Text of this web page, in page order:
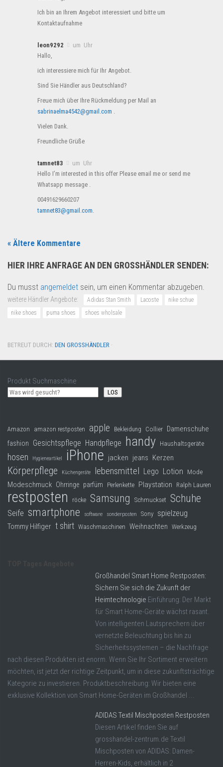
Ich bin an Ihrem Angebot interessiert und bitte um
Kontaktaufnahme
leon9292
um Uhr
Hallo,
ich interessiere mich für Ihr Angebot.
Sind Sie Händler aus Deutschland?
Freue mich über Ihre Rückmeldung per Mail an
sabrinaelma4542@gmail.com .
Vielen Dank.
Freundliche Grüße
tamnet83
um Uhr
Hello I’m interested in this offer Please email me or send me
Whatsapp message .
00491629660207
tamnet83@gmail.com.
« Ältere Kommentare
HIER IHRE ANFRAGE AN DEN GROSSHÄNDLER SENDEN:
Du musst angemeldet sein, um einen Kommentar abzugeben.
weitere Händler Angebote: Adidas Stan Smith Lacoste
nike schue
nike shoes
puma shoes shoes wholsale
BETREUT DURCH: DEN GROSSHÄNDLER ·
Produkt Suchmaschine
LOS
Amazon amazon restposten apple Bekleidung Collier Damenschuhe
fashion Gesichtspflege Handpflege handy Haushaltsgeräte
hosen Hygieneartikel iPhone jacken jeans Kerzen
Körperpflege Küchengeräte lebensmittel Lego Lotion Mode
Modeschmuck Ohrringe parfüm Perlenkette Playstation Ralph Lauren
restposten röcke Samsung Schmuckset Schuhe
Seife smartphone software sonderposten Sony spielzeug
Tommy Hilfiger t shirt Waschmaschinen Weihnachten Werkzeug
Großhandel Smart Home Restposten:
Sichern Sie sich die Zukunft der
Heimtechnologie Einführung: Der Markt
für Smart Home-Geräte wächst rasant.
Von intelligenten Lautsprechern über
vernetzte Beleuchtung bis hin zu
Sicherheitssystemen – die Nachfrage
nach diesen Produkten ist enorm. Wenn Sie Ihr Sortiment erweitern
möchten, ist jetzt der richtige Zeitpunkt, um in diese zukunftsträchtige
Kategorie zu investieren. Produktbeschreibung: Wir bieten eine
exklusive Kollektion von Smart Home-Geräten im Großhandel ...
ADIDAS Textil Mischposten Restposten
Diesen Artikel finden Sie auf
grosshandel-zentrum.de Textil
Mischposten von ADIDAS: Damen-
Herren-Kids, erhältlich in 2